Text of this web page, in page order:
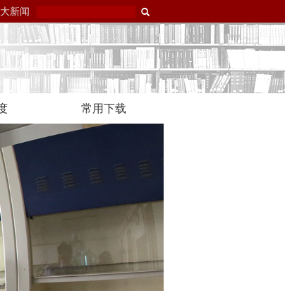
新闻
常用下载